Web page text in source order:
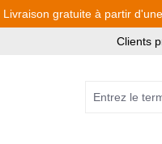
Livraison gratuite à partir
Clients